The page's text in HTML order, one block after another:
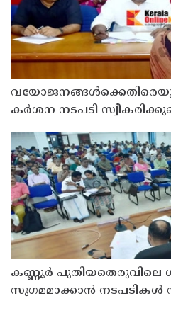
കർശന നടപടി
കണ്ണൂർ പുതിയതെരുവിലെ
സുഗമമാക്കാന്‍ നടപടികള്‍